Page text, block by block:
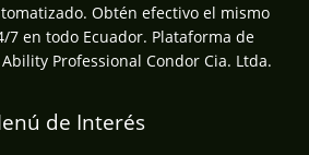
Obtén efectivo el mismo
7 en todo Ecuador. Plataforma de
Professional Condor Cia. Ltda.
de Interés